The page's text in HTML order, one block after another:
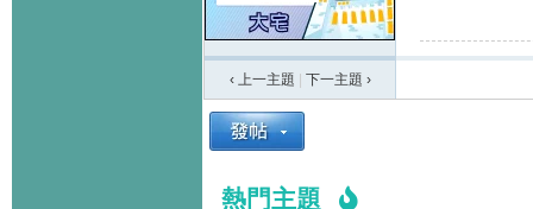
‹ 上一主題 下一主題 ›
熱門主題